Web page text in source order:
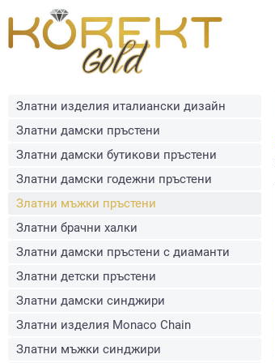
Златни изделия италиански дизайн
Златни дамски пръстени
Златни дамски бутикови пръстени
Златни дамски годежни пръстени
Златни мъжки пръстени
Златни брачни халки
Златни дамски пръстени с диаманти
Златни детски пръстени
Златни дамски синджири
Златни изделия Monaco Chain
Златни мъжки синджири